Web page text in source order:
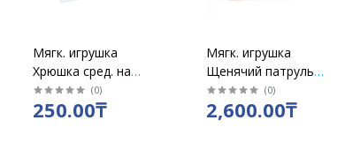
Мягк. игрушка
Хрюшка сред. на
липучке
(0)
250.00₸
Мягк. игрушка
Щенячий патруль
большие 02
(0)
2,600.00₸